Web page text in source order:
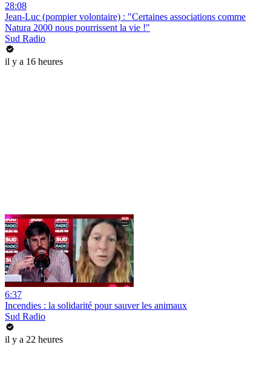
28:08
Jean-Luc (pompier volontaire) : "Certaines associations comme
Natura 2000 nous pourrissent la vie !"
Sud Radio
il y a 16 heures
6:37
Incendies : la solidarité pour sauver les animaux
Sud Radio
il y a 22 heures